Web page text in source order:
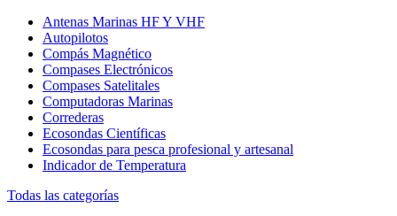
Antenas Marinas HF Y VHF
Autopilotos
Compás Magnético
Compases Electrónicos
Compases Satelitales
Computadoras Marinas
Correderas
Ecosondas Científicas
Ecosondas para pesca profesional y artesanal
Indicador de Temperatura
Todas las categorías